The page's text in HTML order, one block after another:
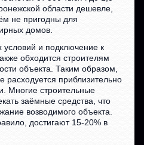
области дешевле,
не пригодны для
домов.
условий и подключение к
обходится строителям
объекта. Таким образом,
расходуется приблизительно
Многие строительные
заёмные средства, что
возводимого объекта.
достигают 15-20% в